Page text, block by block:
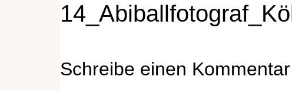
Schreibe einen Kommentar